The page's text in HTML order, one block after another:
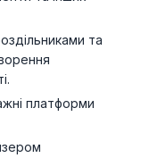
та
платформи